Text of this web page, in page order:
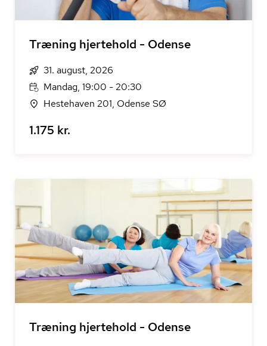
Træning hjertehold - Odense
31. august, 2026
Mandag, 19:00 - 20:30
Hestehaven 201, Odense SØ
1.175 kr.
Træning hjertehold - Odense